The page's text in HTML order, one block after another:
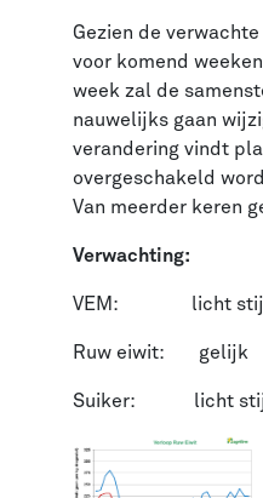
Gezien de
voor komend
week zal de
nauwelijks gaan
verandering vindt
overgeschakeld
Van meerder keren
Verwachting:
VEM: licht
Ruw eiwit: gelijk
Suiker: licht